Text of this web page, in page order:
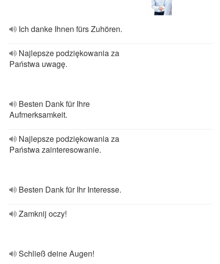
Ich danke Ihnen fürs Zuhören.
Najlepsze podziękowania za
Państwa uwagę.
Besten Dank für Ihre
Aufmerksamkeit.
Najlepsze podziękowania za
Państwa zainteresowanie.
Besten Dank für Ihr Interesse.
Zamknij oczy!
Schließ deine Augen!